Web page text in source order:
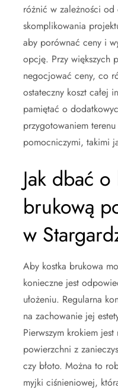
różnić w zależności
skomplikowania
aby porównać ceny i
opcję. Przy większych
negocjować ceny, co
ostateczny koszt całej
pamiętać o
przygotowaniem
pomocniczymi, takimi
Jak dbać
brukową
w
Aby kostka brukowa
konieczne jest
ułożeniu. Regularna
na zachowanie jej
Pierwszym krokiem
powierzchni z
czy błoto. Można to
myjki ciśnieniowej,